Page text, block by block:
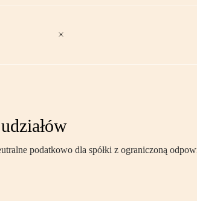
podatkowo dla spółki z ograniczoną